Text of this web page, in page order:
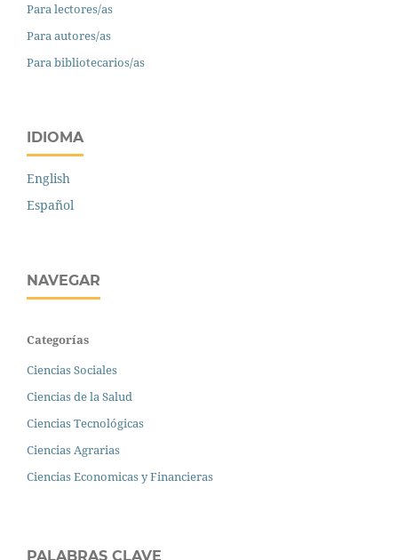
Para lectores/as
Para autores/as
Para bibliotecarios/as
IDIOMA
English
Español
NAVEGAR
Categorías
Ciencias Sociales
Ciencias de la Salud
Ciencias Tecnológicas
Ciencias Agrarias
Ciencias Economicas y Financieras
PALABRAS CLAVE